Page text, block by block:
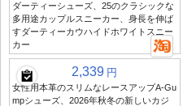
ダーティーシューズ、25のクラシックな
多用途カップルスニーカー、身長を伸ば
すダーティーカウハイドホワイトスニー
カー
2,339 円
女性用本革のスリムなレースアップA-Gu
mpシューズ、2026年秋冬の新しいカジ